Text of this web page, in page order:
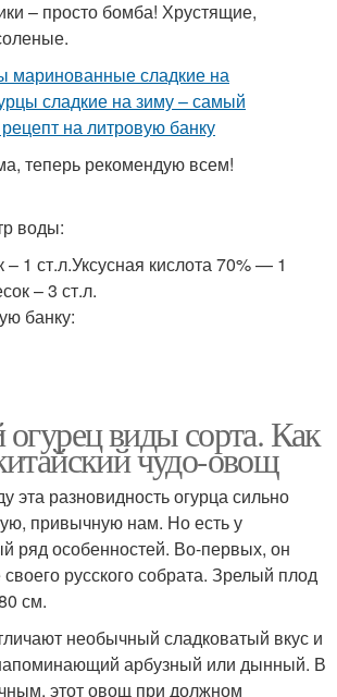
– просто бомба! Хрустящие,
теперь рекомендую всем!
воды:
1 ст.л.Уксусная кислота 70% — 1
– 3 ст.л.
банку:
виды сорта. Как
чудо-овощ
эта разновидность огурца сильно
привычную нам. Но есть у
ряд особенностей. Во-первых, он
русского собрата. Зрелый плод
см.
необычный сладковатый вкус и
арбузный или дынный. В
этот овощ при должном